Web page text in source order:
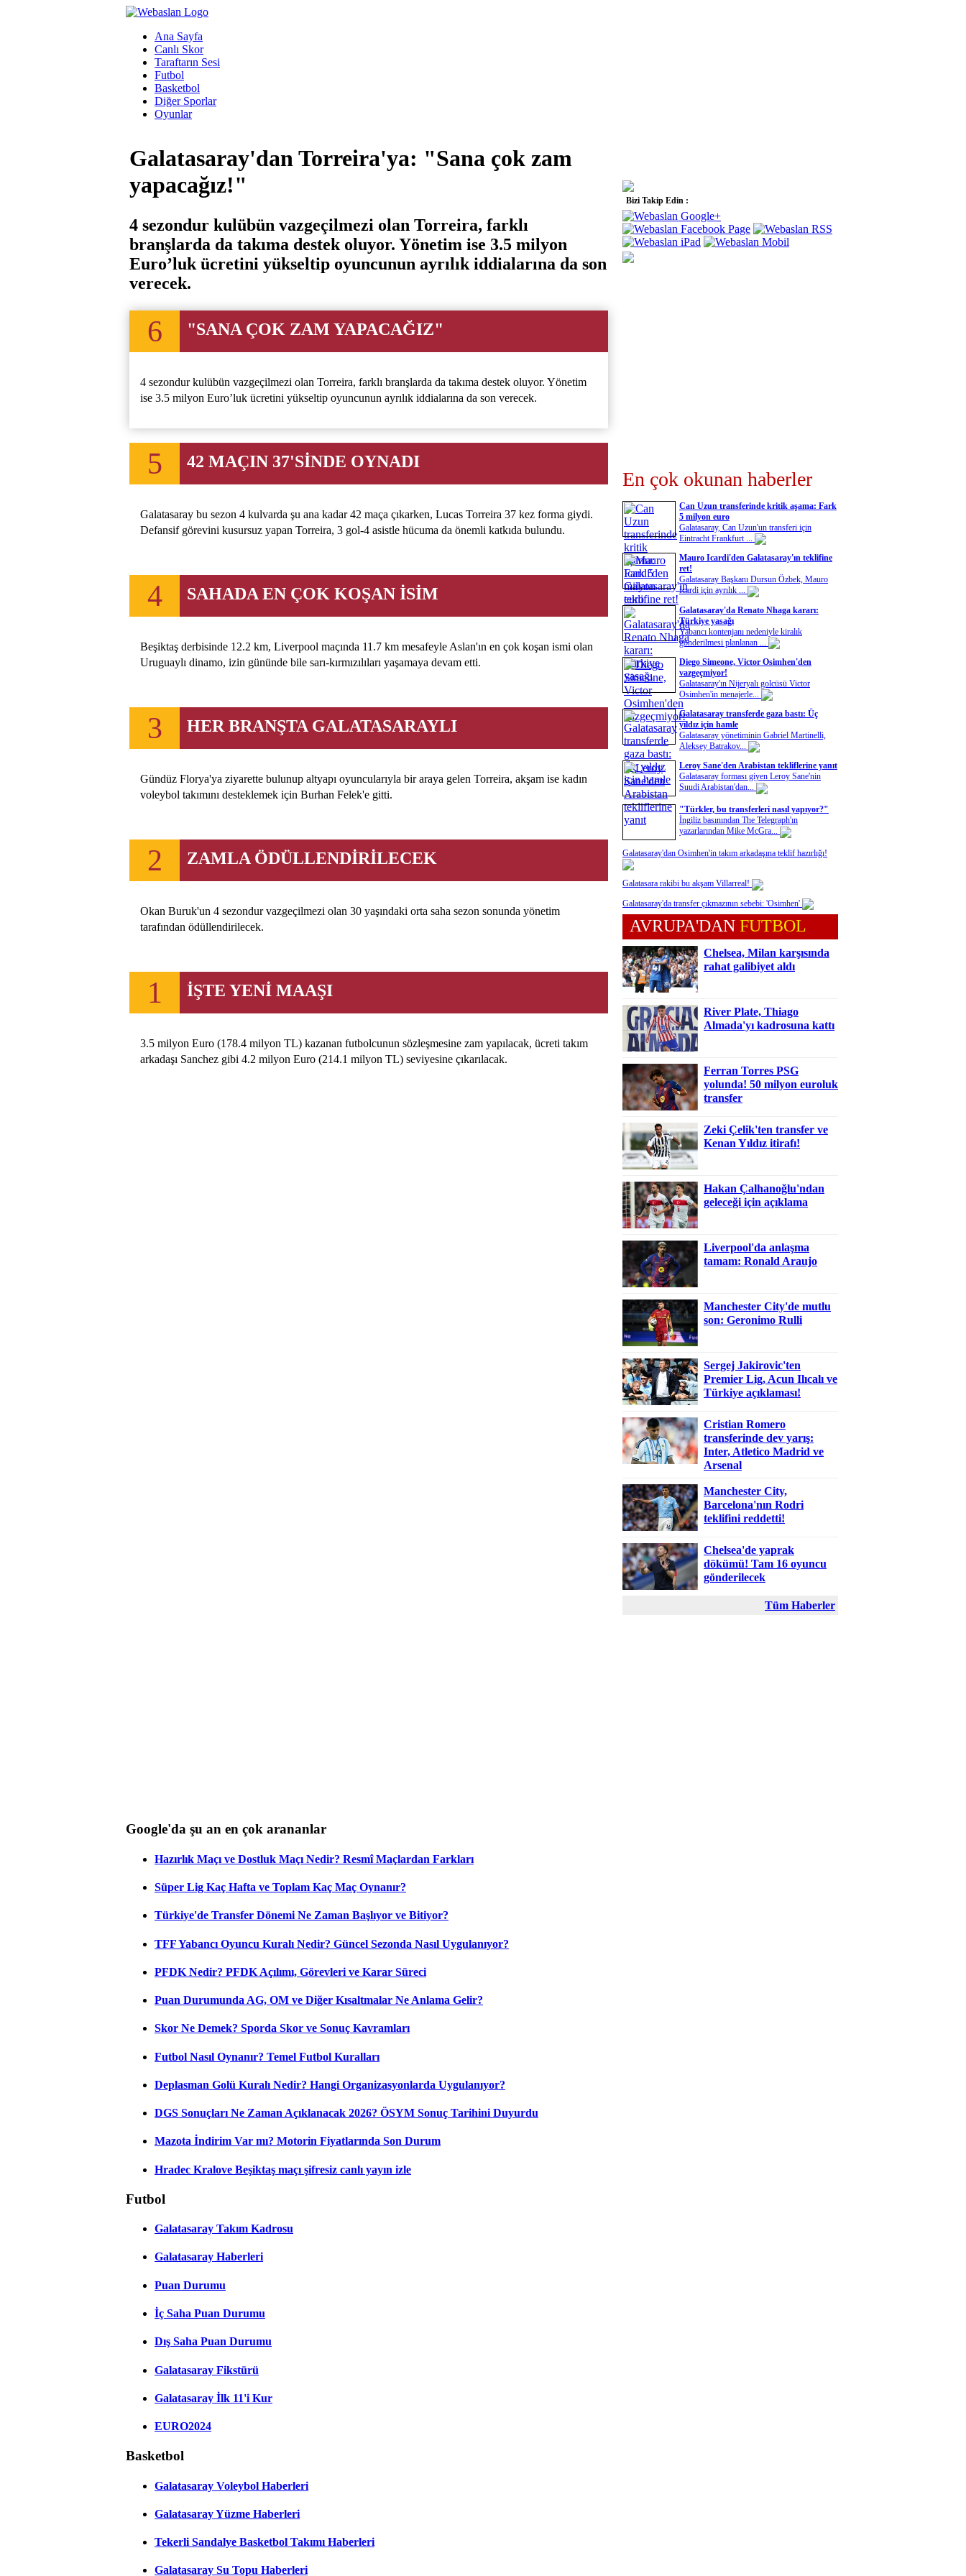
Ana Sayfa
Canlı Skor
Taraftarın Sesi
Futbol
Basketbol
Diğer Sporlar
Oyunlar
Galatasaray'dan Torreira'ya: "Sana çok zam
yapacağız!"
4 sezondur kulübün vazgeçilmezi olan Torreira, farklı
branşlarda da takıma destek oluyor. Yönetim ise 3.5 milyon
Euro’luk ücretini yükseltip oyuncunun ayrılık iddialarına da son
verecek.
6 "SANA ÇOK ZAM YAPACAĞIZ"
4 sezondur kulübün vazgeçilmezi olan Torreira, farklı branşlarda da takıma destek oluyor. Yönetim
ise 3.5 milyon Euro’luk ücretini yükseltip oyuncunun ayrılık iddialarına da son verecek.
5 42 MAÇIN 37'SİNDE OYNADI
Galatasaray bu sezon 4 kulvarda şu ana kadar 42 maça çıkarken, Lucas Torreira 37 kez forma giydi.
Defansif görevini kusursuz yapan Torreira, 3 gol-4 asistle hücuma da önemli katkıda bulundu.
4 SAHADA EN ÇOK KOŞAN İSİM
Beşiktaş derbisinde 12.2 km, Liverpool maçında 11.7 km mesafeyle Aslan'ın en çok koşan ismi olan
Uruguaylı dinamo, izin gününde bile sarı-kırmızılıları yaşamaya devam etti.
3 HER BRANŞTA GALATASARAYLI
Gündüz Florya'ya ziyarette bulunup altyapı oyuncularıyla bir araya gelen Torreira, akşam ise kadın
voleybol takımını desteklemek için Burhan Felek'e gitti.
2 ZAMLA ÖDÜLLENDİRİLECEK
Okan Buruk'un 4 sezondur vazgeçilmezi olan 30 yaşındaki orta saha sezon sonunda yönetim
tarafından ödüllendirilecek.
1 İŞTE YENİ MAAŞI
3.5 milyon Euro (178.4 milyon TL) kazanan futbolcunun sözleşmesine zam yapılacak, ücreti takım
arkadaşı Sanchez gibi 4.2 milyon Euro (214.1 milyon TL) seviyesine çıkarılacak.
Bizi Takip Edin :
En çok okunan haberler
Can Uzun transferinde kritik aşama: Fark
5 milyon euro
Galatasaray, Can Uzun'un transferi için
Eintracht Frankfurt ...
Mauro Icardi'den Galatasaray'ın teklifine
ret!
Galatasaray Başkanı Dursun Özbek, Mauro
Icardi için ayrılık ...
Galatasaray'da Renato Nhaga kararı:
Türkiye yasağı
Yabancı kontenjanı nedeniyle kiralık
gönderilmesi planlanan ...
Diego Simeone, Victor Osimhen'den
vazgeçmiyor!
Galatasaray'ın Nijeryalı golcüsü Victor
Osimhen'in menajerle...
Galatasaray transferde gaza bastı: Üç
yıldız için hamle
Galatasaray yönetiminin Gabriel Martinelli,
Aleksey Batrakov...
Leroy Sane'den Arabistan tekliflerine yanıt
Galatasaray forması giyen Leroy Sane'nin
Suudi Arabistan'dan...
"Türkler, bu transferleri nasıl yapıyor?"
İngiliz basınından The Telegraph'ın
yazarlarından Mike McGra...
Galatasaray'dan Osimhen'in takım arkadaşına teklif hazırlığı!
Galatasara rakibi bu akşam Villarreal!
Galatasaray'da transfer çıkmazının sebebi: 'Osimhen'
AVRUPA'DAN FUTBOL
Chelsea, Milan karşısında
rahat galibiyet aldı
River Plate, Thiago
Almada'yı kadrosuna kattı
Ferran Torres PSG
yolunda! 50 milyon euroluk
transfer
Zeki Çelik'ten transfer ve
Kenan Yıldız itirafı!
Hakan Çalhanoğlu'ndan
geleceği için açıklama
Liverpool'da anlaşma
tamam: Ronald Araujo
Manchester City'de mutlu
son: Geronimo Rulli
Sergej Jakirovic'ten
Premier Lig, Acun Ilıcalı ve
Türkiye açıklaması!
Cristian Romero
transferinde dev yarış:
Inter, Atletico Madrid ve
Arsenal
Manchester City,
Barcelona'nın Rodri
teklifini reddetti!
Chelsea'de yaprak
dökümü! Tam 16 oyuncu
gönderilecek
Tüm Haberler
Google'da şu an en çok arananlar
Hazırlık Maçı ve Dostluk Maçı Nedir? Resmî Maçlardan Farkları
Süper Lig Kaç Hafta ve Toplam Kaç Maç Oynanır?
Türkiye'de Transfer Dönemi Ne Zaman Başlıyor ve Bitiyor?
TFF Yabancı Oyuncu Kuralı Nedir? Güncel Sezonda Nasıl Uygulanıyor?
PFDK Nedir? PFDK Açılımı, Görevleri ve Karar Süreci
Puan Durumunda AG, OM ve Diğer Kısaltmalar Ne Anlama Gelir?
Skor Ne Demek? Sporda Skor ve Sonuç Kavramları
Futbol Nasıl Oynanır? Temel Futbol Kuralları
Deplasman Golü Kuralı Nedir? Hangi Organizasyonlarda Uygulanıyor?
DGS Sonuçları Ne Zaman Açıklanacak 2026? ÖSYM Sonuç Tarihini Duyurdu
Mazota İndirim Var mı? Motorin Fiyatlarında Son Durum
Hradec Kralove Beşiktaş maçı şifresiz canlı yayın izle
Futbol
Galatasaray Takım Kadrosu
Galatasaray Haberleri
Puan Durumu
İç Saha Puan Durumu
Dış Saha Puan Durumu
Galatasaray Fikstürü
Galatasaray İlk 11'i Kur
EURO2024
Basketbol
Galatasaray Voleybol Haberleri
Galatasaray Yüzme Haberleri
Tekerli Sandalye Basketbol Takımı Haberleri
Galatasaray Su Topu Haberleri